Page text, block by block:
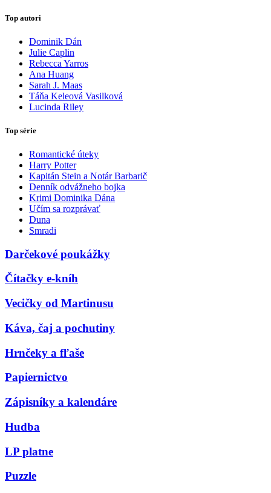
Top autori
Dominik Dán
Julie Caplin
Rebecca Yarros
Ana Huang
Sarah J. Maas
Táňa Keleová Vasilková
Lucinda Riley
Top série
Romantické úteky
Harry Potter
Kapitán Stein a Notár Barbarič
Denník odvážneho bojka
Krimi Dominika Dána
Učím sa rozprávať
Duna
Smradi
Darčekové poukážky
Čítačky e-kníh
Vecičky od Martinusu
Káva, čaj a pochutiny
Hrnčeky a fľaše
Papiernictvo
Zápisníky a kalendáre
Hudba
LP platne
Puzzle